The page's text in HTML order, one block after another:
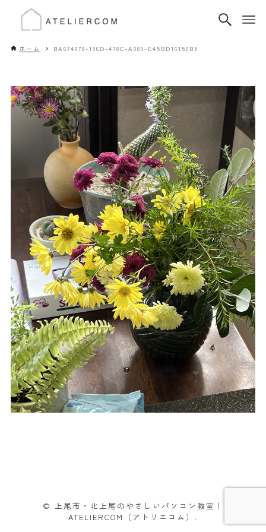
ホーム BA674878-196D-478C-A089-E45BD16150B5
© 上尾市・北上尾のやさしいパソコン教室｜
ATELIERCOM（アトリエコム）.